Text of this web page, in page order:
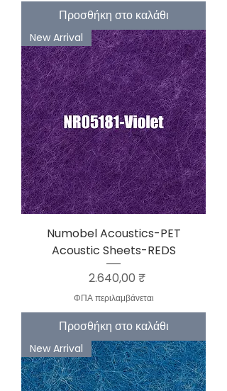
Προσθήκη στο καλάθι
New Arrival
Numobel Acoustics-PET
Acoustic Sheets-REDS
Τιμή
2.640,00 ₹
ΦΠΑ περιλαμβάνεται
Προσθήκη στο καλάθι
New Arrival